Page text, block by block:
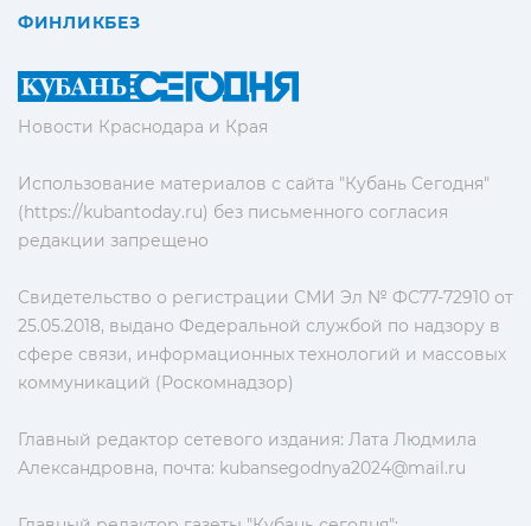
Новости Краснодара и Края
Использование материалов с сайта "Кубань Сегодня"
(https://kubantoday.ru) без письменного согласия
редакции запрещено
Свидетельство о регистрации СМИ Эл № ФС77-72910 от
25.05.2018, выдано Федеральной службой по надзору в
сфере связи, информационных технологий и массовых
коммуникаций (Роскомнадзор)
Главный редактор сетевого издания: Лата Людмила
Александровна, почта: kubansegodnya2024@mail.ru
ФИНЛИКБЕЗ